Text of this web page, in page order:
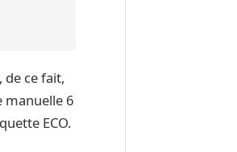
de ce fait,
manuelle 6
ECO.